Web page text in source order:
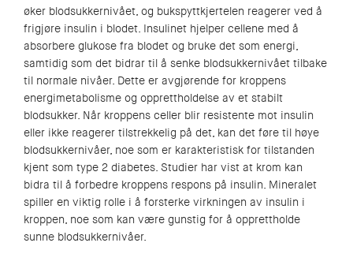
øker blodsukkernivået, og bukspyttkjertelen reagerer ved å
frigjøre insulin i blodet. Insulinet hjelper cellene med å
absorbere glukose fra blodet og bruke det som energi,
samtidig som det bidrar til å senke blodsukkernivået tilbake
til normale nivåer. Dette er avgjørende for kroppens
energimetabolisme og opprettholdelse av et stabilt
blodsukker. Når kroppens celler blir resistente mot insulin
eller ikke reagerer tilstrekkelig på det, kan det føre til høye
blodsukkernivåer, noe som er karakteristisk for tilstanden
kjent som type 2 diabetes. Studier har vist at krom kan
bidra til å forbedre kroppens respons på insulin. Mineralet
spiller en viktig rolle i å forsterke virkningen av insulin i
kroppen, noe som kan være gunstig for å opprettholde
sunne blodsukkernivåer.